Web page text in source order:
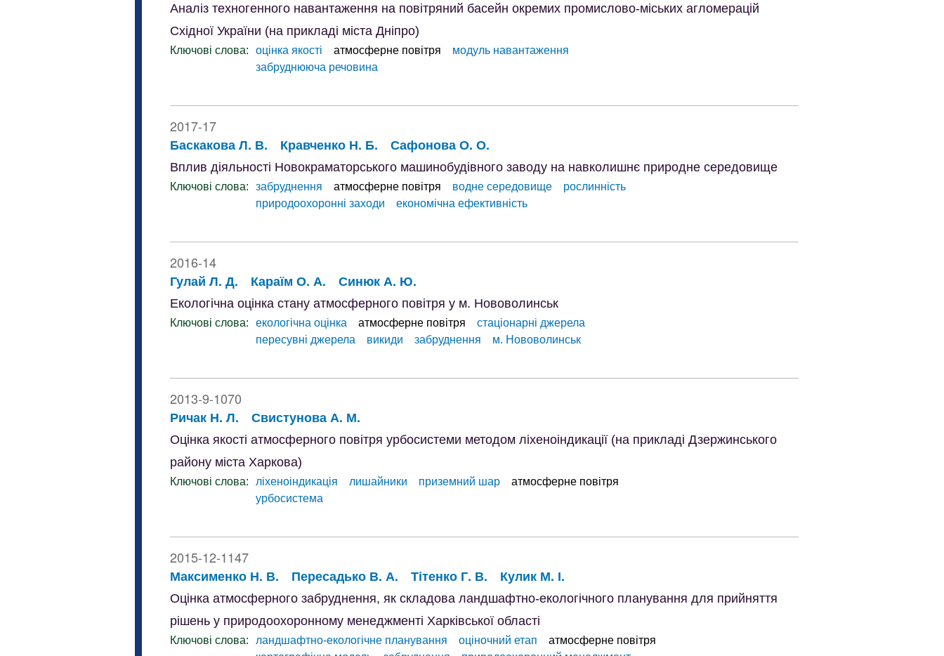
Аналіз техногенного навантаження на повітряний басейн окремих промислово-міських агломерацій
Східної України (на прикладі міста Дніпро)
Ключові слова: оцінка якості атмосферне повітря
модуль навантаження
забруднююча речовина
2017-17
Баскакова Л. В.
Кравченко Н. Б. Сафонова О. О.
Вплив діяльності Новокраматорського машинобудівного заводу на навколишнє природне середовище
Ключові слова: забруднення атмосферне повітря водне середовище
рослинність
природоохоронні заходи
економічна ефективність
2016-14
Гулай Л. Д.
Караїм О. А. Синюк А. Ю.
Екологічна оцінка стану атмосферного повітря у м. Нововолинськ
Ключові слова: екологічна оцінка атмосферне повітря
стаціонарні джерела
пересувні джерела
викиди забруднення м. Нововолинськ
2013-9-1070
Ричак Н. Л.
Свистунова А. М.
Оцінка якості атмосферного повітря урбосистеми методом ліхеноіндикації (на прикладі Дзержинського
району міста Харкова)
Ключові слова: ліхеноіндикація лишайники приземний шар
атмосферне повітря
урбосистема
2015-12-1147
Максименко Н. В.
Пересадько В. А. Тітенко Г. В. Кулик М. І.
Оцінка атмосферного забруднення, як складова ландшафтно-екологічного планування для прийняття
рішень у природоохоронному менеджменті Харківської області
Ключові слова: ландшафтно-екологічне планування оціночний етап
атмосферне повітря